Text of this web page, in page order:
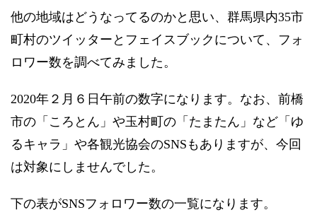
他の地域はどうなってるのかと思い、群馬県内35市
町村のツイッターとフェイスブックについて、フォ
ロワー数を調べてみました。
2020年２月６日午前の数字になります。なお、前橋
市の「ころとん」や玉村町の「たまたん」など「ゆ
るキャラ」や各観光協会のSNSもありますが、今回
は対象にしませんでした。
下の表がSNSフォロワー数の一覧になります。